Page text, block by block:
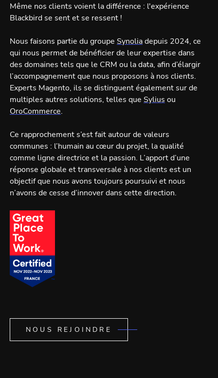
Même nos clients voient la différence : l'expérience
Blackbird se sent et se ressent !
Nous faisons partie du groupe Synoliadepuis 2024, ce
qui nous permet de bénéficier de leur expertise dans
des domaines tels que le CRM ou la data, afin d’élargir
l’accompagnement que nous proposons à nos clients.
Experts Magento, ils se distinguent également sur de
multiples autres solutions, telles que Sylius ou
OroCommerce.
Ce rapprochement s’est fait autour de valeurs
communes : l’humain au cœur du projet, la qualité
comme ligne directrice et la passion. L’apport d’une
réponse globale et transversale à nos clients est un
objectif que nous avons toujours poursuivi et nous
n’avons de cesse d’innover dans cette direction.
NOUS REJOINDRE